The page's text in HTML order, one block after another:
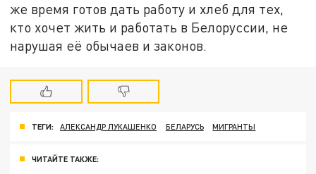
же время готов дать работу и хлеб для тех,
кто хочет жить и работать в Белоруссии, не
нарушая её обычаев и законов.
ТЕГИ: АЛЕКСАНДР ЛУКАШЕНКО БЕЛАРУСЬ МИГРАНТЫ
ЧИТАЙТЕ ТАКЖЕ: